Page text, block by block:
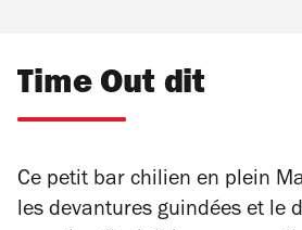
Time Out dit
Ce petit bar chilien en plein
les devantures guindées et le